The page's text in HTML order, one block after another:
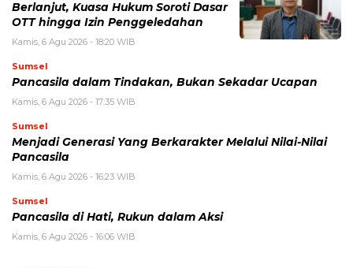
Berlanjut, Kuasa Hukum Soroti Dasar
OTT hingga Izin Penggeledahan
Kamis, 6 Agu 2026 - 18:20 WIB
Sumsel
Pancasila dalam Tindakan, Bukan Sekadar Ucapan
Kamis, 6 Agu 2026 - 17:35 WIB
Sumsel
Menjadi Generasi Yang Berkarakter Melalui Nilai-Nilai
Pancasila
Kamis, 6 Agu 2026 - 16:23 WIB
Sumsel
Pancasila di Hati, Rukun dalam Aksi
Kamis, 6 Agu 2026 - 16:06 WIB